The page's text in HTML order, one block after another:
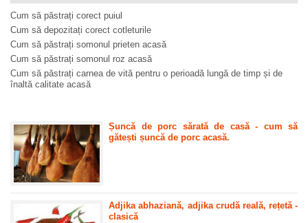
Cum să păstrați corect puiul
Cum să depozitați corect cotleturile
Cum să păstrați somonul prieten acasă
Cum să păstrați somonul roz acasă
Cum să păstrați carnea de vită pentru o perioadă lungă de timp și de
înaltă calitate acasă
Șuncă de porc sărată de casă - cum să
gătești șuncă de porc acasă.
Adjika abhaziană, adjika crudă reală, rețetă -
clasică